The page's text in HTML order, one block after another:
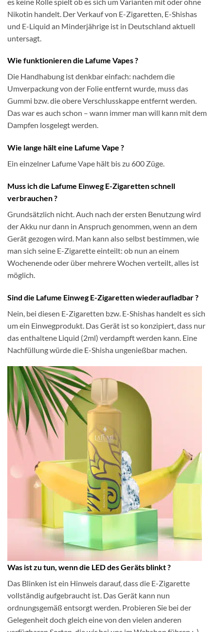
Nikotin handelt. Der Verkauf von E-Zigaretten, E-Shishas
und E-Liquid an Minderjährige ist in Deutschland aktuell
untersagt.
Wie funktionieren die Lafume Vapes ?
Die Handhabung ist denkbar einfach: nachdem die
Umverpackung von der Folie entfernt wurde, muss das
Gummi bzw. die obere Verschlusskappe entfernt werden.
Das war es auch schon – wann immer man will kann mit dem
Dampfen losgelegt werden.
Wie lange hält eine Lafume Vape ?
Ein einzelner Lafume Vape hält bis zu 600 Züge.
Muss ich die Lafume Einweg E-Zigaretten schnell
verbrauchen ?
Grundsätzlich nicht. Auch nach der ersten Benutzung wird
der Akku nur dann in Anspruch genommen, wenn an dem
Gerät gezogen wird. Man kann also selbst bestimmen, wie
man sich seine E-Zigarette einteilt: ob nun an einem
Wochenende oder über mehrere Wochen verteilt, alles ist
möglich.
Sind die Lafume Einweg E-Zigaretten wiederaufladbar ?
Nein, bei diesen E-Zigaretten bzw. E-Shishas handelt es sich
um ein Einwegprodukt. Das Gerät ist so konzipiert, dass nur
das enthaltene Liquid (2ml) verdampft werden kann. Eine
Nachfüllung würde die E-Shisha ungenießbar machen.
Was ist zu tun, wenn die LED des Geräts blinkt ?
Das Blinken ist ein Hinweis darauf, dass die E-Zigarette
vollständig aufgebraucht ist. Das Gerät kann nun
ordnungsgemäß entsorgt werden. Probieren Sie bei der
Gelegenheit doch gleich eine von den vielen anderen